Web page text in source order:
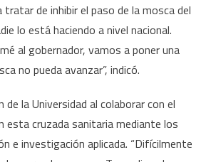
tratar de inhibir el paso de la mosca del
lo está haciendo a nivel nacional.
al gobernador, vamos a poner una
no pueda avanzar”, indicó.
la Universidad al colaborar con el
esta cruzada sanitaria mediante los
e investigación aplicada. “Difícilmente